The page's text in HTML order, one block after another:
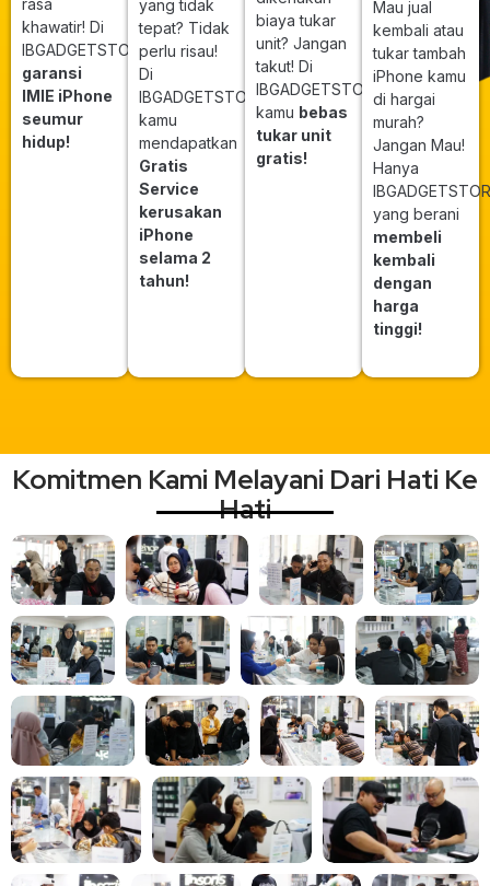
khawatir! Di
IBGADGETSTORE
garansi
IMIE iPhone
seumur
hidup!
yang tidak
tepat? Tidak
perlu risau!
Di
IBGADGETSTORE
kamu
mendapatkan
Gratis
Service
kerusakan
iPhone
selama 2
tahun!
biaya tukar
unit? Jangan
takut! Di
IBGADGETSTORE
kamu bebas
tukar unit
gratis!
Mau jual
kembali atau
tukar tambah
iPhone kamu
di hargai
murah?
Jangan Mau!
Hanya
yang berani
membeli
kembali
dengan
harga
tinggi!
Komitmen Kami Melayani Dari Hati Ke
Hati